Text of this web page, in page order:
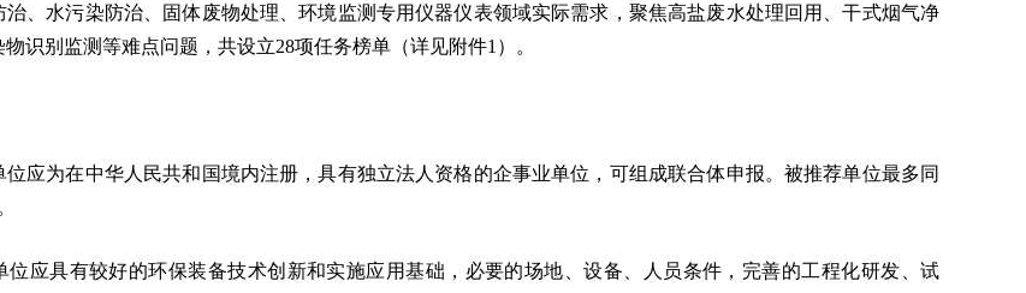
治、水污染防治、固体废物处理、环境监测专用仪器仪表领域实际需求，聚焦高盐废水处理回用、干式烟气净
识别监测等难点问题，共设立28项任务榜单（详见附件1）。
位应为在中华人民共和国境内注册，具有独立法人资格的企事业单位，可组成联合体申报。被推荐单位最多同
位应具有较好的环保装备技术创新和实施应用基础，必要的场地、设备、人员条件，完善的工程化研发、试